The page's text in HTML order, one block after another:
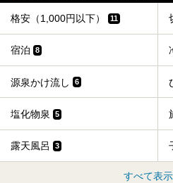
格安（1,000円以下） 11
宿泊 8
源泉かけ流し 6
塩化物泉 5
露天風呂 3
すべて表